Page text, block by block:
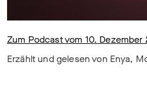
Zum Podcast vom 10. Dezember
Erzählt und gelesen von Enya,